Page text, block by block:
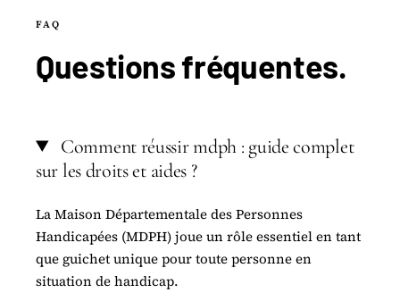
FAQ
Questionsfréquentes.
Comment réussir mdph : guide complet
sur les droits et aides ?
La Maison Départementale des Personnes
Handicapées (MDPH) joue un rôle essentiel en tant
que guichet unique pour toute personne en
situation de handicap.